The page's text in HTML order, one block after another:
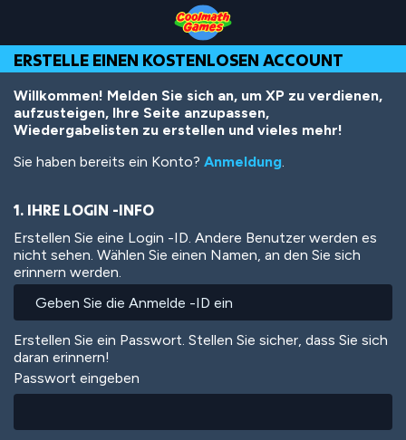
Top
of
Page
Navigation
Main
Content
Footer
Inhalt
ERSTELLE EINEN KOSTENLOSEN ACCOUNT
Willkommen! Melden Sie sich an, um XP zu verdienen,
aufzusteigen, Ihre Seite anzupassen,
Wiedergabelisten zu erstellen und vieles mehr!
Sie haben bereits ein Konto? Anmeldung.
1. IHRE LOGIN -INFO
Erstellen Sie eine Login -ID. Andere Benutzer werden es
nicht sehen. Wählen Sie einen Namen, an den Sie sich
erinnern werden.
Erstellen Sie ein Passwort. Stellen Sie sicher, dass Sie sich
daran erinnern!
Passwort eingeben